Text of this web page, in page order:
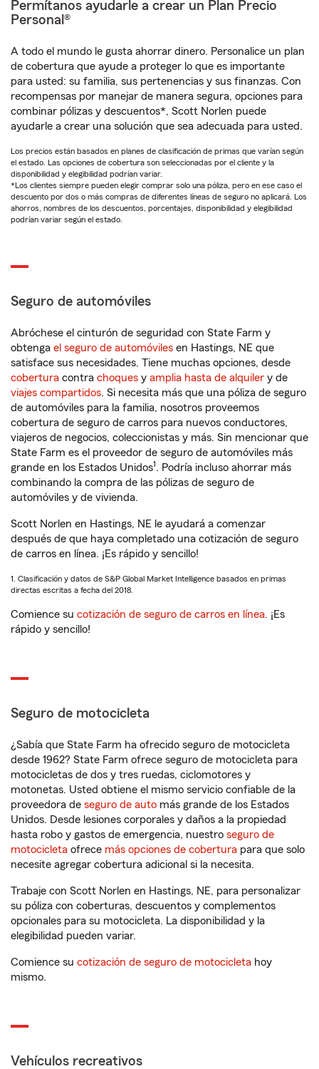
Permítanos ayudarle a crear un Plan Precio
Personal®
A todo el mundo le gusta ahorrar dinero. Personalice un plan
de cobertura que ayude a proteger lo que es importante
para usted: su familia, sus pertenencias y sus finanzas. Con
recompensas por manejar de manera segura, opciones para
combinar pólizas y descuentos*, Scott Norlen puede
ayudarle a crear una solución que sea adecuada para usted.
Los precios están basados en planes de clasificación de primas que varían según
el estado. Las opciones de cobertura son seleccionadas por el cliente y la
disponibilidad y elegibilidad podrían variar.
*Los clientes siempre pueden elegir comprar solo una póliza, pero en ese caso el
descuento por dos o más compras de diferentes líneas de seguro no aplicará. Los
ahorros, nombres de los descuentos, porcentajes, disponibilidad y elegibilidad
podrían variar según el estado.
Seguro de automóviles
Abróchese el cinturón de seguridad con State Farm y
obtenga el seguro de automóviles en Hastings, NE que
satisface sus necesidades. Tiene muchas opciones, desde
cobertura contra choques y amplia hasta de alquiler y de
viajes compartidos. Si necesita más que una póliza de seguro
de automóviles para la familia, nosotros proveemos
cobertura de seguro de carros para nuevos conductores,
viajeros de negocios, coleccionistas y más. Sin mencionar que
State Farm es el proveedor de seguro de automóviles más
grande en los Estados Unidos1. Podría incluso ahorrar más
combinando la compra de las pólizas de seguro de
automóviles y de vivienda.
Scott Norlen en Hastings, NE le ayudará a comenzar
después de que haya completado una cotización de seguro
de carros en línea. ¡Es rápido y sencillo!
1. Clasificación y datos de S&P Global Market Intelligence basados en primas
directas escritas a fecha del 2018.
Comience su cotización de seguro de carros en línea. ¡Es
rápido y sencillo!
Seguro de motocicleta
¿Sabía que State Farm ha ofrecido seguro de motocicleta
desde 1962? State Farm ofrece seguro de motocicleta para
motocicletas de dos y tres ruedas, ciclomotores y
motonetas. Usted obtiene el mismo servicio confiable de la
proveedora de seguro de auto más grande de los Estados
Unidos. Desde lesiones corporales y daños a la propiedad
hasta robo y gastos de emergencia, nuestro seguro de
motocicleta ofrece más opciones de cobertura para que solo
necesite agregar cobertura adicional si la necesita.
Trabaje con Scott Norlen en Hastings, NE, para personalizar
su póliza con coberturas, descuentos y complementos
opcionales para su motocicleta. La disponibilidad y la
elegibilidad pueden variar.
Comience su cotización de seguro de motocicleta hoy
mismo.
Vehículos recreativos